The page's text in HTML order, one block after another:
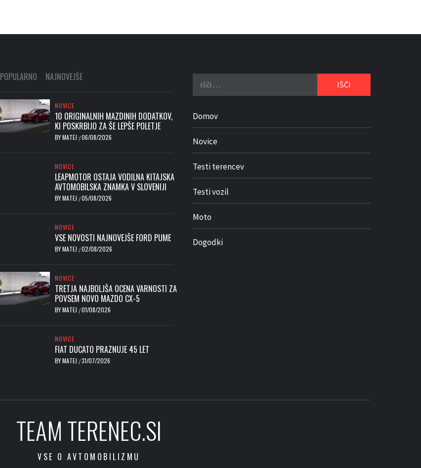
POPULARNO NAJNOVEJŠE
NOVICE
10 ORIGINALNIH MAZDINIH DODATKOV,
KI POSKRBIJO ZA ŠE LEPŠE POLETJE
BYMATEJ /06/08/2026
NOVICE
LEAPMOTOR OSTAJA VODILNA KITAJSKA
AVTOMOBILSKA ZNAMKA V SLOVENIJI
BYMATEJ /05/08/2026
NOVICE
VSE NOVOSTI NAJNOVEJŠE FORD PUME
BYMATEJ /02/08/2026
NOVICE
TRETJA NAJBOLJŠA OCENA VARNOSTI ZA
POVSEM NOVO MAZDO CX-5
BYMATEJ /01/08/2026
NOVICE
FIAT DUCATO PRAZNUJE 45 LET
BYMATEJ /31/07/2026
Domov
Novice
Testi terencev
Testi vozil
Moto
Dogodki
TEAM TERENEC.SI
VSE O AVTOMOBILIZMU